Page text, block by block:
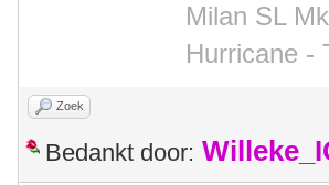
Milan SL
Hurricane -
Zoek
Bedankt door: